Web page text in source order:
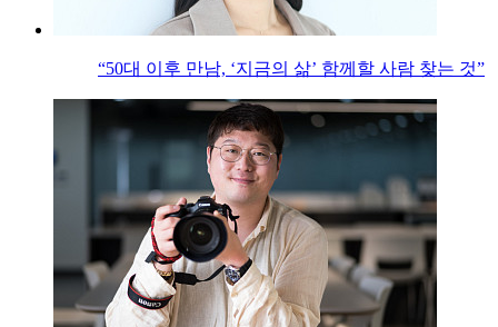
“50대 이후 만남, ‘지금의 삶’ 함께할 사람 찾는 것”